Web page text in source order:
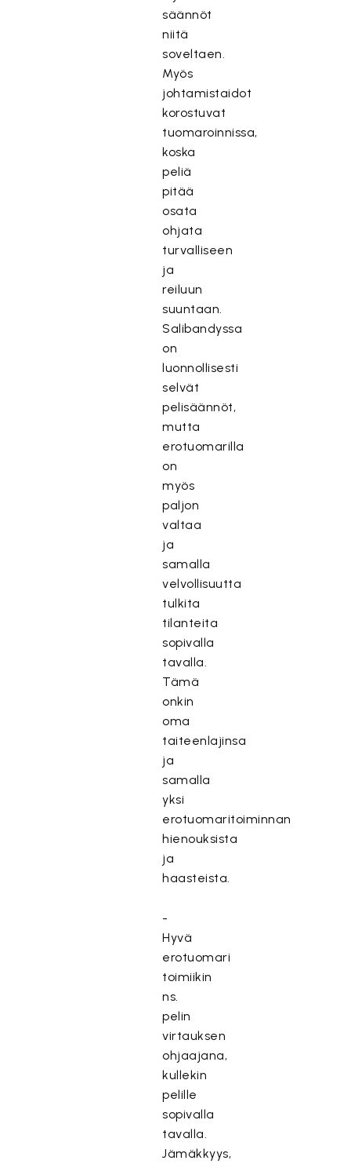
säännöt
niitä
soveltaen.
Myös
johtamistaidot
korostuvat
tuomaroinnissa,
koska
peliä
pitää
osata
ohjata
turvalliseen
ja
reiluun
suuntaan.
Salibandyssa
on
luonnollisesti
selvät
pelisäännöt,
mutta
erotuomarilla
on
myös
paljon
valtaa
ja
samalla
velvollisuutta
tulkita
tilanteita
sopivalla
tavalla.
Tämä
onkin
oma
taiteenlajinsa
ja
samalla
yksi
erotuomaritoiminnan
hienouksista
ja
haasteista.
-
Hyvä
erotuomari
toimiikin
ns.
pelin
virtauksen
ohjaajana,
kullekin
pelille
sopivalla
tavalla.
Jämäkkyys,